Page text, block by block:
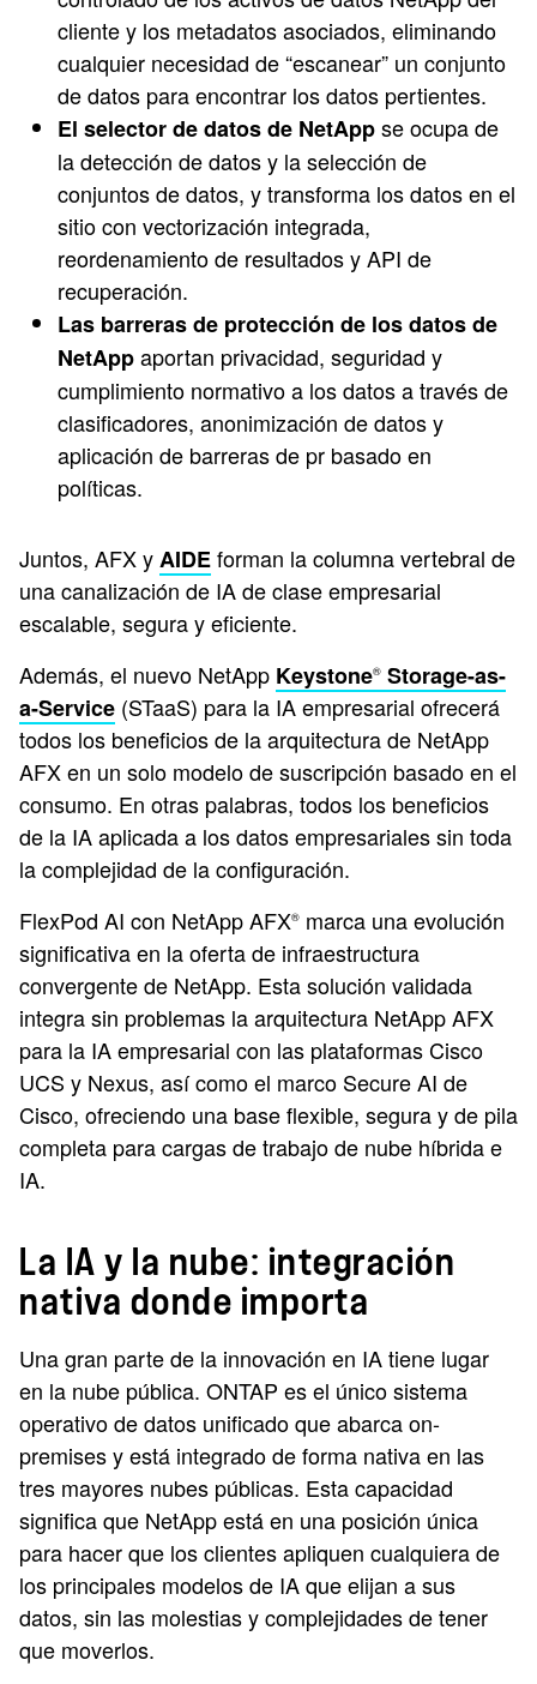
cliente y los metadatos asociados, eliminando
cualquier necesidad de “escanear” un conjunto
de datos para encontrar los datos pertientes.
El selector de datos de NetAppse ocupa de
la detección de datos y la selección de
conjuntos de datos, y transforma los datos en el
sitio con vectorización integrada,
reordenamiento de resultados y API de
recuperación.
Las barreras de protección de los datos de
NetAppaportan privacidad, seguridad y
cumplimiento normativo a los datos a través de
clasificadores, anonimización de datos y
aplicación de barreras de pr basado en
políticas.
Juntos, AFX yAIDEforman la columna vertebral de
una canalización de IA de clase empresarial
escalable, segura y eficiente.
Además, el nuevo NetApp Keystone® Storage-as-
a-Service (STaaS) para la IA empresarial ofrecerá
todos los beneficios de la arquitectura de NetApp
AFX en un solo modelo de suscripción basado en el
consumo. En otras palabras, todos los beneficios
de la IA aplicada a los datos empresariales sin toda
la complejidad de la configuración.
FlexPod AI con NetApp AFX® marca una evolución
significativa en la oferta de infraestructura
convergente de NetApp. Esta solución validada
integra sin problemas la arquitectura NetApp AFX
para la IA empresarial con las plataformas Cisco
UCS y Nexus, así como el marco Secure AI de
Cisco, ofreciendo una base flexible, segura y de pila
completa para cargas de trabajo de nube híbrida e
IA.
La IA y la nube: integración
nativa donde importa
Una gran parte de la innovación en IA tiene lugar
en la nube pública. ONTAP es el único sistema
operativo de datos unificado que abarca on-
premises y está integrado de forma nativa en las
tres mayores nubes públicas. Esta capacidad
significa que NetApp está en una posición única
para hacer que los clientes apliquen cualquiera de
los principales modelos de IA que elijan a sus
datos, sin las molestias y complejidades de tener
que moverlos.